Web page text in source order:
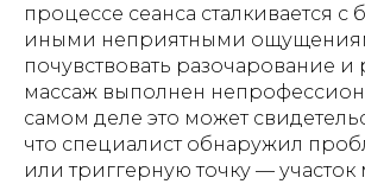
процессе сеанса сталкивается с
иными неприятными
почувствовать разочарование и
массаж выполнен
самом деле это может
что специалист обнаружил
или триггерную точку —